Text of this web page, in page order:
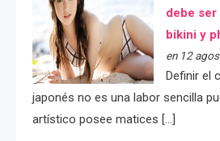
debe ser
bikini y
en 12
Definir el
japonés no es una labor sencilla
artístico posee matices […]